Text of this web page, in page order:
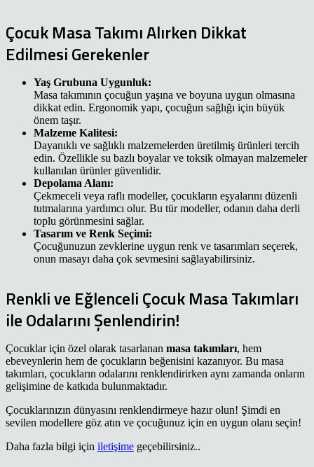
Çocuk Masa Takımı Alırken Dikkat
Edilmesi Gerekenler
Yaş Grubuna Uygunluk:
Masa takımının çocuğun yaşına ve boyuna uygun olmasına
dikkat edin. Ergonomik yapı, çocuğun sağlığı için büyük
önem taşır.
Malzeme Kalitesi:
Dayanıklı ve sağlıklı malzemelerden üretilmiş ürünleri tercih
edin. Özellikle su bazlı boyalar ve toksik olmayan malzemeler
kullanılan ürünler güvenlidir.
Depolama Alanı:
Çekmeceli veya raflı modeller, çocukların eşyalarını düzenli
tutmalarına yardımcı olur. Bu tür modeller, odanın daha derli
toplu görünmesini sağlar.
Tasarım ve Renk Seçimi:
Çocuğunuzun zevklerine uygun renk ve tasarımları seçerek,
onun masayı daha çok sevmesini sağlayabilirsiniz.
Renkli ve Eğlenceli Çocuk Masa Takımları
ile Odalarını Şenlendirin!
Çocuklar için özel olarak tasarlanan masa takımları, hem
ebeveynlerin hem de çocukların beğenisini kazanıyor. Bu masa
takımları, çocukların odalarını renklendirirken aynı zamanda onların
gelişimine de katkıda bulunmaktadır.
Çocuklarınızın dünyasını renklendirmeye hazır olun! Şimdi en
sevilen modellere göz atın ve çocuğunuz için en uygun olanı seçin!
Daha fazla bilgi için iletişime geçebilirsiniz..